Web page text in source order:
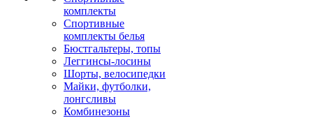
комплекты
Спортивные
комплекты белья
Бюстгальтеры, топы
Леггинсы-лосины
Шорты, велосипедки
Майки, футболки,
лонгсливы
Комбинезоны